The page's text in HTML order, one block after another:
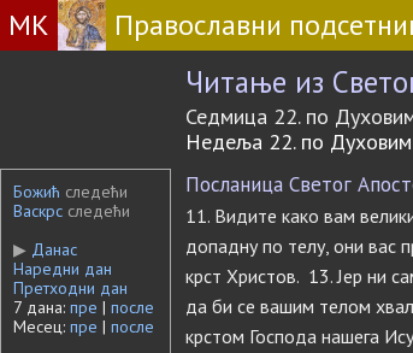
МК Православни
Читање из
Седмица 22. по
Недеља 22. по
Божић следећи
Васкрс следећи
▶ Данас
Наредни дан
Претходни дан
7 дана: пре | после
Месец: пре | после
Посланица Светог
11. Видите како вам
допадну по телу, они вас
крст Христов. 13. Јер ни
да би се вашим телом
крстом Господа нашега